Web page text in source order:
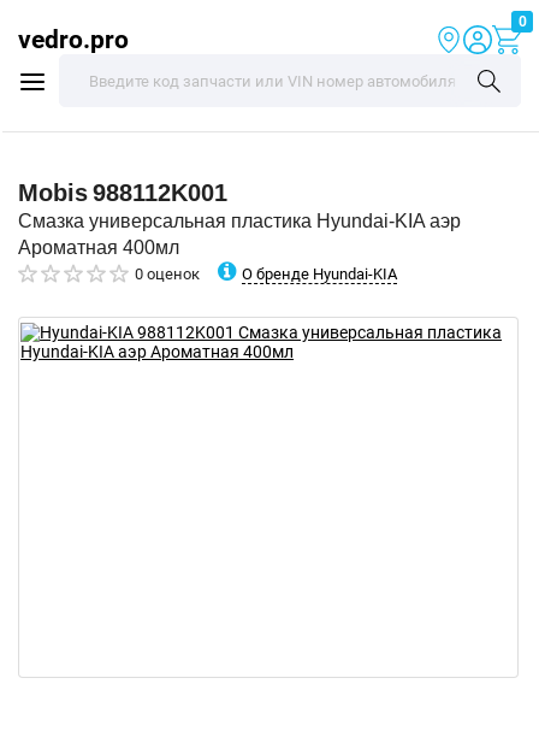
vedro.pro
0
Mobis988112K001
Смазка универсальная пластика Hyundai-KIA аэр
Ароматная 400мл
0 оценок О бренде Hyundai-KIA